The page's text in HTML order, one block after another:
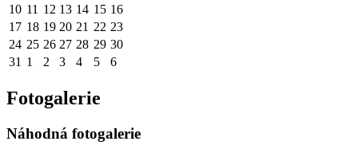
10 11 12 13 14 15 16
17 18 19 20 21 22 23
24 25 26 27 28 29 30
31 1 2 3 4 5 6
Fotogalerie
Náhodná fotogalerie